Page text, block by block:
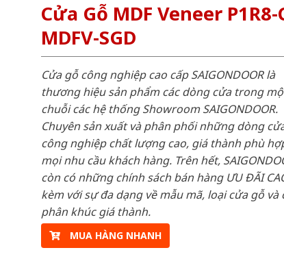
Cửa Gỗ MDF Veneer P1R8-
MDFV-SGD
Cửa gỗ công nghiệp cao cấp SAIGONDOOR là
thương hiệu sản phẩm các dòng cửa trong
chuỗi các hệ thống Showroom SAIGONDOOR.
Chuyên sản xuất và phân phối những dòng
công nghiệp chất lượng cao, giá thành phù
mọi nhu cầu khách hàng. Trên hết,
còn có những chính sách bán hàng ƯU ĐÃI
kèm với sự đa dạng về mẫu mã, loại cửa gỗ và
phân khúc giá thành.
MUA HÀNG NHANH